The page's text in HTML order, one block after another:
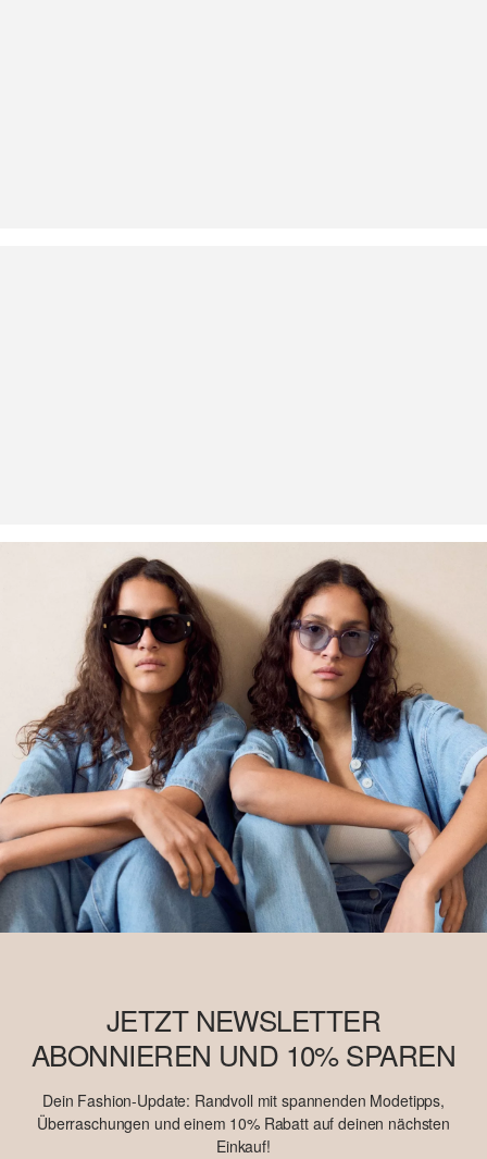
JETZT NEWSLETTER
ABONNIEREN UND 10% SPAREN
Dein Fashion-Update: Randvoll mit spannenden Modetipps,
Überraschungen und einem 10% Rabatt auf deinen nächsten
Einkauf!